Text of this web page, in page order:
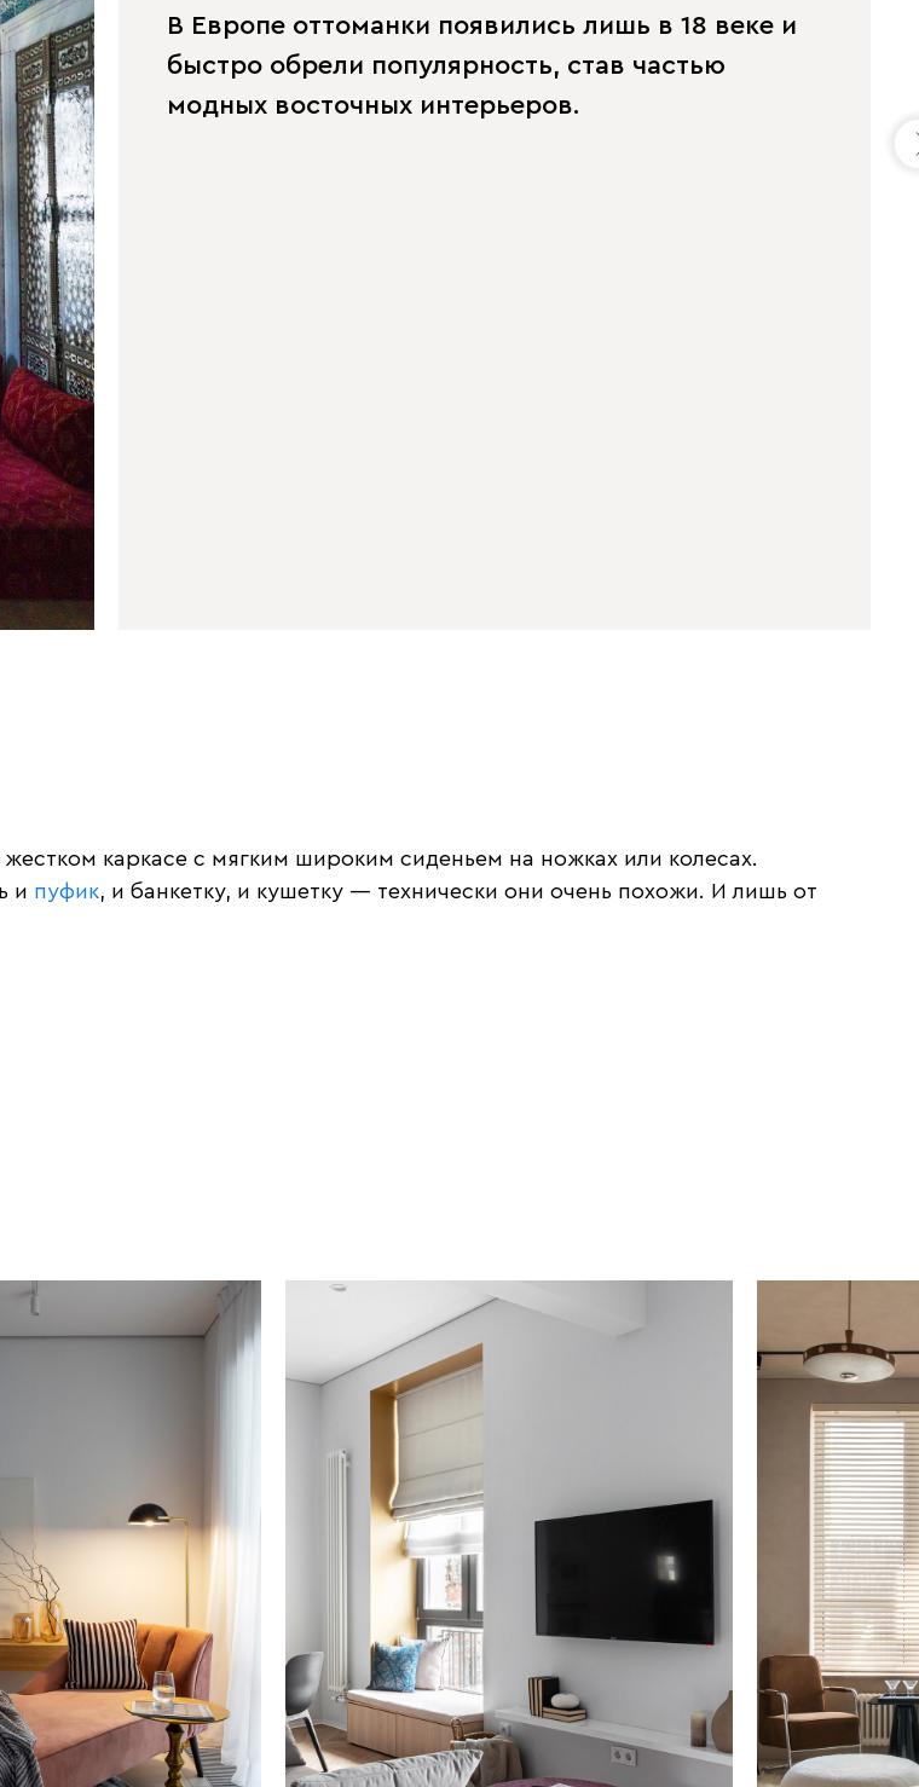
В Европе оттоманки появились лишь в 18 веке и
быстро обрели популярность, став частью
модных восточных интерьеров.
каркасе с мягким широким сиденьем на ножках или колесах.
и пуфик, и банкетку, и кушетку — технически они очень похожи. И лишь от